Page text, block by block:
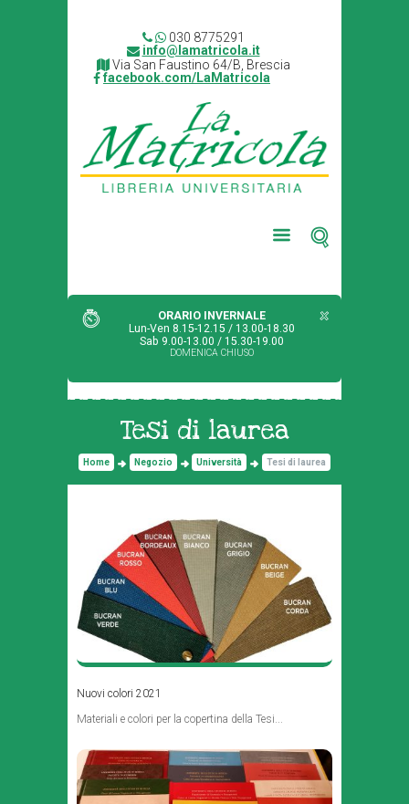
030 8775291
info@lamatricola.it
Via San Faustino 64/B, Brescia
facebook.com/LaMatricola
ORARIO INVERNALE
Lun-Ven 8.15-12.15 / 13.00-18.30
Sab 9.00-13.00 / 15.30-19.00
DOMENICA CHIUSO
Tesi di laurea
Home Negozio Università Tesi di laurea
Nuovi colori 2021
Materiali e colori per la copertina della Tesi...